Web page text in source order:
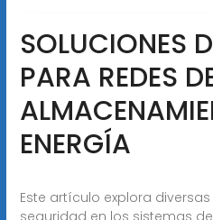
SOLUCIONES
PARA REDES
ENERGÍA
Este artículo explora
seguridad en los sistemas